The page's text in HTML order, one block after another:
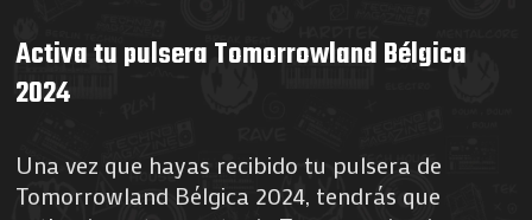
Activa tu pulsera Tomorrowland Bélgica
2024
Una vez que hayas recibido tu pulsera de
Tomorrowland Bélgica 2024, tendrás que